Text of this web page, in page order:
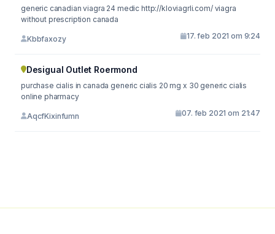
generic canadian viagra 24 medic http://kloviagrli.com/ viagra
without prescription canada
Kbbfaxozy 17. feb 2021 om 9:24
Desigual Outlet Roermond
purchase cialis in canada generic cialis 20 mg x 30 generic cialis
online pharmacy
AqcfKixinfumn 07. feb 2021 om 21:47